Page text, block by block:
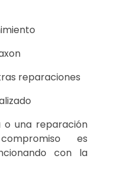
reparaciones
o una reparación
es
con la